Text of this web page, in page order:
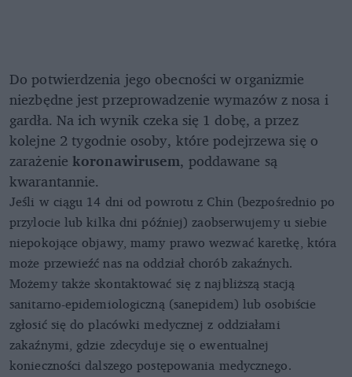
Do potwierdzenia jego obecności w organizmie
niezbędne jest przeprowadzenie wymazów z nosa i
gardła. Na ich wynik czeka się 1 dobę, a przez
kolejne 2 tygodnie osoby, które podejrzewa się o
zarażenie koronawirusem, poddawane są
kwarantannie.
Jeśli w ciągu 14 dni od powrotu z Chin (bezpośrednio po
przylocie lub kilka dni później) zaobserwujemy u siebie
niepokojące objawy, mamy prawo wezwać karetkę, która
może przewieźć nas na oddział chorób zakaźnych.
Możemy także skontaktować się z najbliższą stacją
sanitarno-epidemiologiczną (sanepidem) lub osobiście
zgłosić się do placówki medycznej z oddziałami
zakaźnymi, gdzie zdecyduje się o ewentualnej
konieczności dalszego postępowania medycznego.